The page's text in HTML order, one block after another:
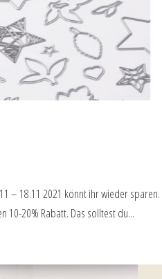
– 18.11 2021 könnt ihr wieder sparen.
10-20% Rabatt. Das solltest du...